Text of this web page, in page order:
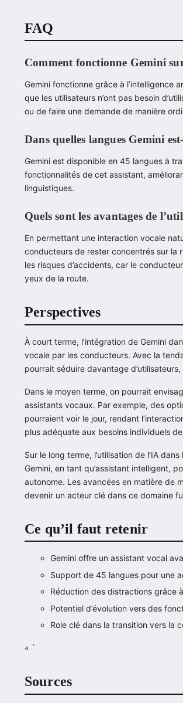
FAQ
Comment fonctionne Gemini
Gemini fonctionne grâce à l’intelligence
que les utilisateurs n’ont pas besoin
ou de faire une demande de manière
Dans quelles langues Gemini
Gemini est disponible en 45 langues à
fonctionnalités de cet assistant,
linguistiques.
Quels sont les avantages de
En permettant une interaction vocale
conducteurs de rester concentrés sur la
les risques d’accidents, car le
yeux de la route.
Perspectives
À court terme, l’intégration de Gemini
vocale par les conducteurs. Avec la
pourrait séduire davantage
Dans le moyen terme, on pourrait
assistants vocaux. Par exemple, des
pourraient voir le jour, rendant
plus adéquate aux besoins individuels
Sur le long terme, l’utilisation de l’IA
Gemini, en tant qu’assistant intelligent,
autonome. Les avancées en matière de
devenir un acteur clé dans ce domaine
Ce qu’il faut retenir
Gemini offre un assistant vocal
Support de 45 langues pour une
Réduction des distractions grâce
Potentiel d’évolution vers des
Role clé dans la transition vers la
« `
Sources